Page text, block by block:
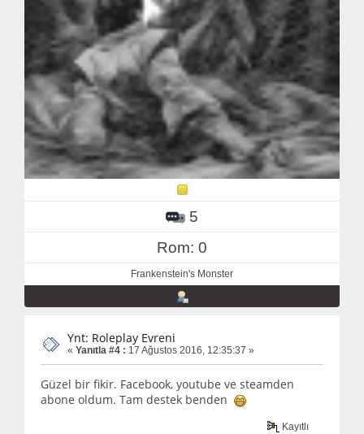
5
Rom: 0
Frankenstein's Monster
Ynt: Roleplay Evreni
« Yanıtla #4 : 17 Ağustos 2016, 12:35:37 »
Güzel bir fikir. Facebook, youtube ve steamden
abone oldum. Tam destek benden
Kayıtlı